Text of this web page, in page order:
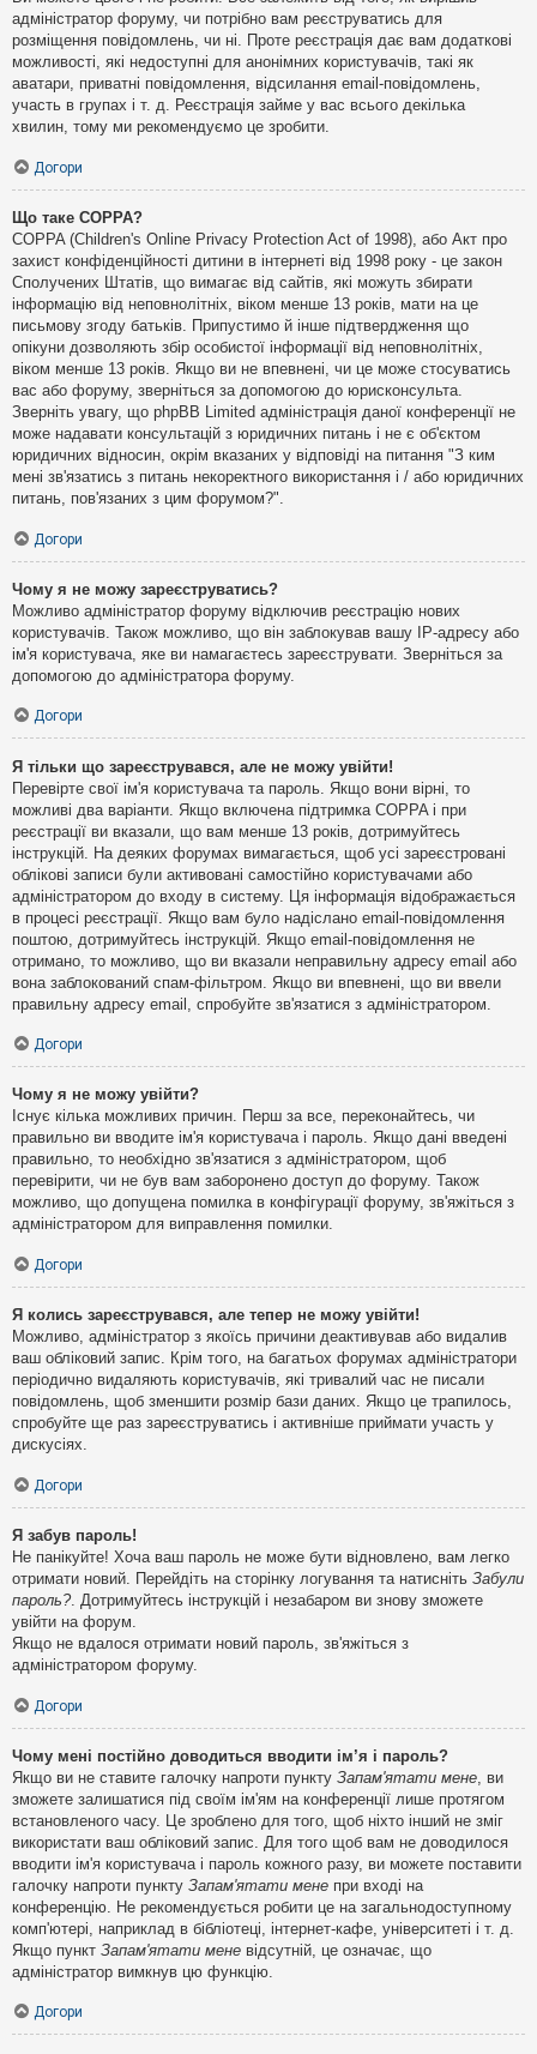
адміністратор форуму, чи потрібно вам реєструватись для
розміщення повідомлень, чи ні. Проте реєстрація дає вам додаткові
можливості, які недоступні для анонімних користувачів, такі як
аватари, приватні повідомлення, відсилання email-повідомлень,
участь в групах і т. д. Реєстрація займе у вас всього декілька
хвилин, тому ми рекомендуємо це зробити.
Догори
Що таке COPPA?
COPPA (Children's Online Privacy Protection Act of 1998), або Акт про
захист конфіденційності дитини в інтернеті від 1998 року - це закон
Сполучених Штатів, що вимагає від сайтів, які можуть збирати
інформацію від неповнолітніх, віком менше 13 років, мати на це
письмову згоду батьків. Припустимо й інше підтвердження що
опікуни дозволяють збір особистої інформації від неповнолітніх,
віком менше 13 років. Якщо ви не впевнені, чи це може стосуватись
вас або форуму, зверніться за допомогою до юрисконсульта.
Зверніть увагу, що phpBB Limited адміністрація даної конференції не
може надавати консультацій з юридичних питань і не є об'єктом
юридичних відносин, окрім вказаних у відповіді на питання "З ким
мені зв'язатись з питань некоректного використання і / або юридичних
питань, пов'язаних з цим форумом?".
Догори
Чому я не можу зареєструватись?
Можливо адміністратор форуму відключив реєстрацію нових
користувачів. Також можливо, що він заблокував вашу IP-адресу або
ім'я користувача, яке ви намагаєтесь зареєструвати. Зверніться за
допомогою до адміністратора форуму.
Догори
Я тільки що зареєструвався, але не можу увійти!
Перевірте свої ім'я користувача та пароль. Якщо вони вірні, то
можливі два варіанти. Якщо включена підтримка COPPA і при
реєстрації ви вказали, що вам менше 13 років, дотримуйтесь
інструкцій. На деяких форумах вимагається, щоб усі зареєстровані
облікові записи були активовані самостійно користувачами або
адміністратором до входу в систему. Ця інформація відображається
в процесі реєстрації. Якщо вам було надіслано email-повідомлення
поштою, дотримуйтесь інструкцій. Якщо email-повідомлення не
отримано, то можливо, що ви вказали неправильну адресу email або
вона заблокований спам-фільтром. Якщо ви впевнені, що ви ввели
правильну адресу email, спробуйте зв'язатися з адміністратором.
Догори
Чому я не можу увійти?
Існує кілька можливих причин. Перш за все, переконайтесь, чи
правильно ви вводите ім'я користувача і пароль. Якщо дані введені
правильно, то необхідно зв'язатися з адміністратором, щоб
перевірити, чи не був вам заборонено доступ до форуму. Також
можливо, що допущена помилка в конфігурації форуму, зв'яжіться з
адміністратором для виправлення помилки.
Догори
Я колись зареєструвався, але тепер не можу увійти!
Можливо, адміністратор з якоїсь причини деактивував або видалив
ваш обліковий запис. Крім того, на багатьох форумах адміністратори
періодично видаляють користувачів, які тривалий час не писали
повідомлень, щоб зменшити розмір бази даних. Якщо це трапилось,
спробуйте ще раз зареєструватись і активніше приймати участь у
дискусіях.
Догори
Я забув пароль!
Не панікуйте! Хоча ваш пароль не може бути відновлено, вам легко
отримати новий. Перейдіть на сторінку логування та натисніть Забули
пароль?. Дотримуйтесь інструкцій і незабаром ви знову зможете
увійти на форум.
Якщо не вдалося отримати новий пароль, зв'яжіться з
адміністратором форуму.
Догори
Чому мені постійно доводиться вводити ім’я і пароль?
Якщо ви не ставите галочку напроти пункту Запам'ятати мене , ви
зможете залишатися під своїм ім'ям на конференції лише протягом
встановленого часу. Це зроблено для того, щоб ніхто інший не зміг
використати ваш обліковий запис. Для того щоб вам не доводилося
вводити ім'я користувача і пароль кожного разу, ви можете поставити
галочку напроти пункту Запам'ятати мене при вході на
конференцію. Не рекомендується робити це на загальнодоступному
комп'ютері, наприклад в бібліотеці, інтернет-кафе, університеті і т. д.
Якщо пункт Запам'ятати мене відсутній, це означає, що
адміністратор вимкнув цю функцію.
Догори